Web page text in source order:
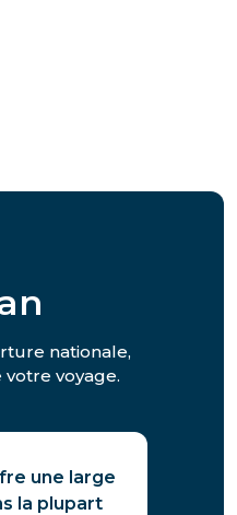
nationale,
voyage.
une large
la plupart